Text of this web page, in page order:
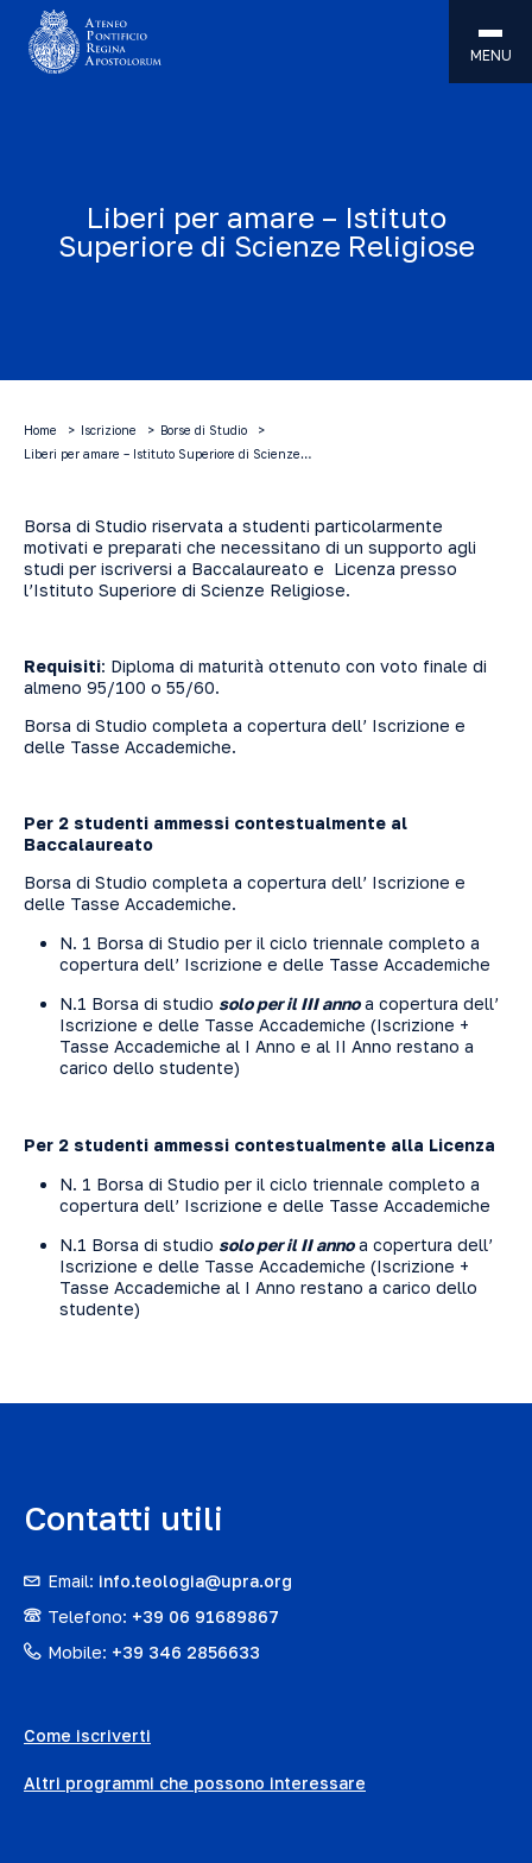
MENU
Liberi per amare – Istituto
Superiore di Scienze Religiose
Home Iscrizione
Borse di Studio
Liberi per amare – Istituto Superiore di Scienze…
Borsa di Studio riservata a studenti particolarmente
motivati e preparati che necessitano di un supporto agli
studi per iscriversi a Baccalaureato e Licenza presso
l’Istituto Superiore di Scienze Religiose.
Requisiti: Diploma di maturità ottenuto con voto finale di
almeno 95/100 o 55/60.
Borsa di Studio completa a copertura dell’ Iscrizione e
delle Tasse Accademiche.
Per 2 studenti ammessi contestualmente al
Baccalaureato
Borsa di Studio completa a copertura dell’ Iscrizione e
delle Tasse Accademiche.
N. 1 Borsa di Studio per il ciclo triennale completo a
copertura dell’ Iscrizione e delle Tasse Accademiche
N.1 Borsa di studio solo per il III annoa copertura dell’
Iscrizione e delle Tasse Accademiche (Iscrizione +
Tasse Accademiche al I Anno e al II Anno restano a
carico dello studente)
Per 2 studenti ammessi contestualmente alla Licenza
N. 1 Borsa di Studio per il ciclo triennale completo a
copertura dell’ Iscrizione e delle Tasse Accademiche
N.1 Borsa di studio solo per il II annoa copertura dell’
Iscrizione e delle Tasse Accademiche (Iscrizione +
Tasse Accademiche al I Anno restano a carico dello
studente)
Contatti utili
Email: info.teologia@upra.org
Telefono: +39 06 91689867
Mobile: +39 346 2856633
Come iscriverti
Altri programmi che possono interessare